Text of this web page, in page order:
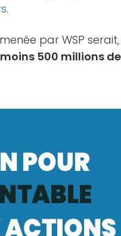
.
par WSP
moins 500 millions de